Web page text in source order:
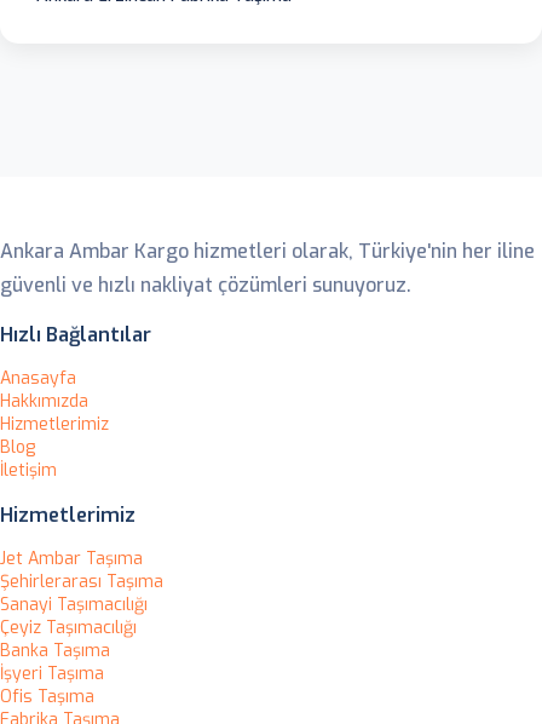
Ankara Ambar Kargo hizmetleri olarak, Türkiye'nin her iline
güvenli ve hızlı nakliyat çözümleri sunuyoruz.
Hızlı Bağlantılar
Anasayfa
Hakkımızda
Hizmetlerimiz
Blog
İletişim
Hizmetlerimiz
Jet Ambar Taşıma
Şehirlerarası Taşıma
Sanayi Taşımacılığı
Çeyiz Taşımacılığı
Banka Taşıma
İşyeri Taşıma
Ofis Taşıma